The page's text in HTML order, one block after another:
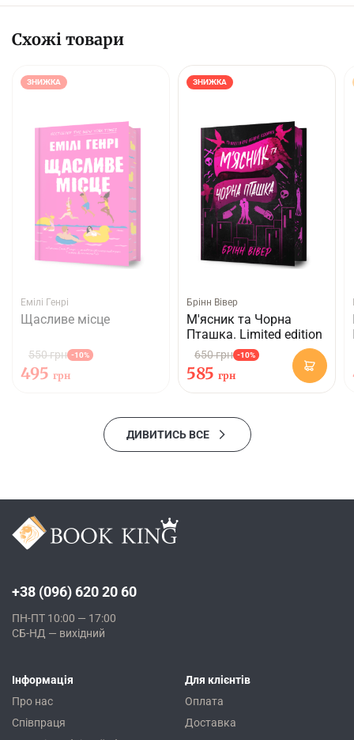
Схожі товари
ЗНИЖКА
Емілі Генрі
Щасливе місце
550 грн -10%
495 грн
ЗНИЖКА
Брінн Вівер
М'ясник та Чорна
Пташка. Limited edition
650 грн -10%
585 грн
ДИВИТИСЬ ВСЕ
+38 (096) 620 20 60
ПН-ПТ 10:00 — 17:00
СБ-НД — вихідний
Інформація
Про нас
Співпраця
Для клієнтів
Оплата
Доставка